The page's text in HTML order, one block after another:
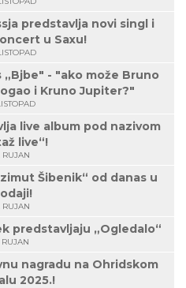
predstavlja novi singl i
u Saxu!
- "ako može Bruno
i Kruno Jupiter?"
live album pod nazivom
live“!
RUJAN
Šibenik“ od danas u
RUJAN
predstavljaju „Ogledalo“
RUJAN
nagradu na Ohridskom
2025.!